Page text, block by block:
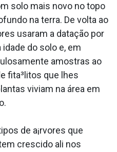
solo mais novo no topo
na terra. De volta ao
usaram a datação por
do solo e, em
amostras ao
fita³litos que lhes
viviam na área em
de a¡rvores que
crescido ali nos